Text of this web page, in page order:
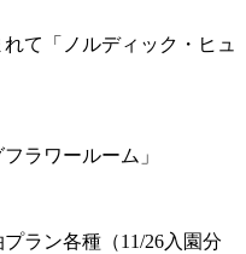
て「ノルディック・ヒュ
ラワールーム」
ラン各種（11/26入園分